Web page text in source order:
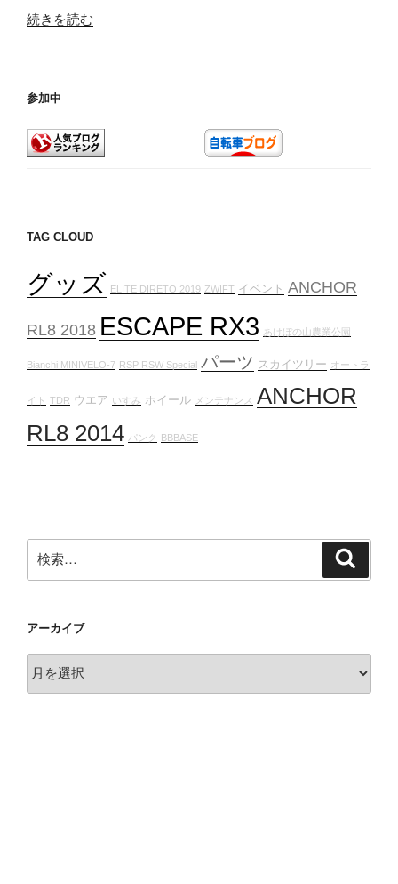
“傷
は
ッ
プ…？”
続きを読む
参加中
TAG CLOUD
グッズ ELITE DIRETO 2019 ZWIFT イベント ANCHOR
RL8 2018 ESCAPE RX3 あけぼの山農業公園
Bianchi MINIVELO-7 RSP RSW Special パーツ スカイツリー オートラ
イト TDR ウエア いすみ ホイール メンテナンス ANCHOR
RL8 2014 パンク BBBASE
索:
アーカイブ
ー